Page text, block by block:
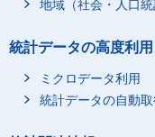
地域（社会・人口統
統計データの高度利用
ミクロデータ利用
統計データの自動